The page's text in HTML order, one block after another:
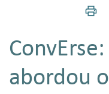
abordou